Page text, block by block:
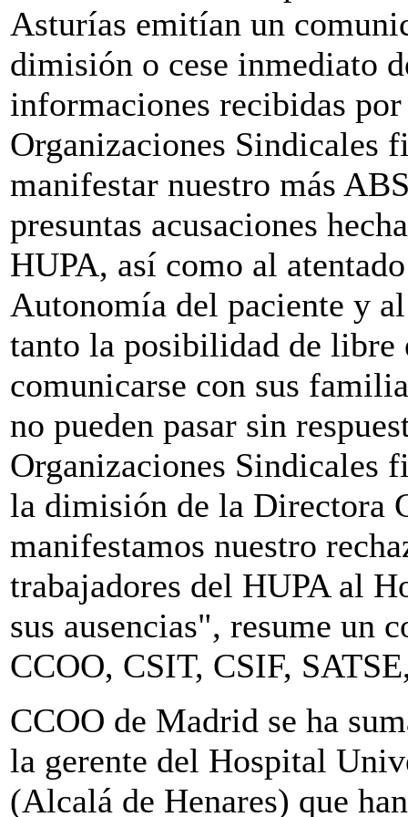
Asturías emitían un
dimisión o cese inmediato
informaciones recibidas
Organizaciones Sindicales
manifestar nuestro más
presuntas acusaciones
HUPA, así como al
Autonomía del paciente y
tanto la posibilidad de libre
comunicarse con sus
no pueden pasar sin
Organizaciones Sindicales
la dimisión de la Directora
manifestamos nuestro
trabajadores del HUPA al
sus ausencias", resume un
CCOO, CSIT, CSIF,
CCOO de Madrid se ha
la gerente del Hospital
(Alcalá de Henares) que